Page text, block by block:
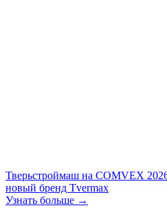
Тверьстроймаш на COMVEX
новый бренд Tvermax
Узнать больше →